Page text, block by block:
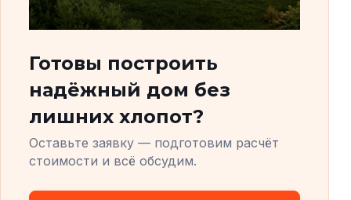
Готовы построить
надёжный дом без
лишних хлопот?
Оставьте заявку — подготовим расчёт
стоимости и всё обсудим.